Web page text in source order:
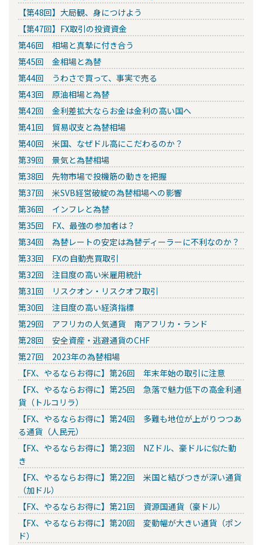
【第48回】大局観、身につけよう
【第47回】FX取引の投資資金
第46回 相場と真摯に付き合う
第45回 金相場と為替
第44回 うわさで買って、事実で売る
第43回 原油相場と為替
第42回 金利差拡大ならお金は金利の高い国へ
第41回 貿易収支と為替相場
第40回 米国、なぜドル高にこだわるのか？
第39回 景気と為替相場
第38回 先物市場で投機筋の動きを把握
第37回 米SVB経営破綻の為替相場への影響
第36回 インフレと為替
第35回 FX、最強の参加者は？
第34回 為替レートの安定は為替ディーラーに不利なのか？
第33回 FXの自動売買取引
第32回 注目度の高い米雇用統計
第31回 リスクオン・リスクオフ取引
第30回 注目度の高い経済指標
第29回 アフリカの人気通貨 南アフリカ・ランド
第28回 安全資産・逃避通貨のCHF
第27回 2023年の為替相場
【FX、やるならお得に】第26回 年末年始の取引に注意
【FX、やるならお得に】第25回 急落で魅力低下の高金利通
貨（トルコリラ）
【FX、やるならお得に】第24回 多難も地位が上がりつつあ
る通貨（人民元）
【FX、やるならお得に】第23回 NZドル、豪ドルに似た動
き
【FX、やるならお得に】第22回 米国と結びつきが深い通貨
（加ドル）
【FX、やるならお得に】第21回 資源国通貨（豪ドル）
【FX、やるならお得に】第20回 変動幅が大きい通貨（ポン
ド）